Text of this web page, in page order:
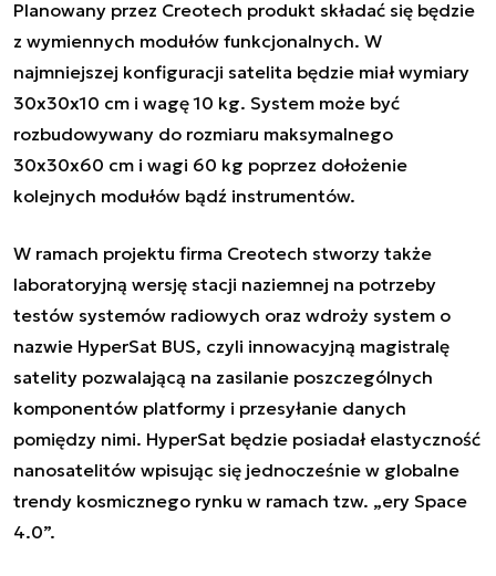
Planowany przez Creotech produkt składać się będzie
z wymiennych modułów funkcjonalnych. W
najmniejszej konfiguracji satelita będzie miał wymiary
30x30x10 cm i wagę 10 kg. System może być
rozbudowywany do rozmiaru maksymalnego
30x30x60 cm i wagi 60 kg poprzez dołożenie
kolejnych modułów bądź instrumentów.
W ramach projektu firma Creotech stworzy także
laboratoryjną wersję stacji naziemnej na potrzeby
testów systemów radiowych oraz wdroży system o
nazwie HyperSat BUS, czyli innowacyjną magistralę
satelity pozwalającą na zasilanie poszczególnych
komponentów platformy i przesyłanie danych
pomiędzy nimi. HyperSat będzie posiadał elastyczność
nanosatelitów wpisując się jednocześnie w globalne
trendy kosmicznego rynku w ramach tzw. „ery Space
4.0”.